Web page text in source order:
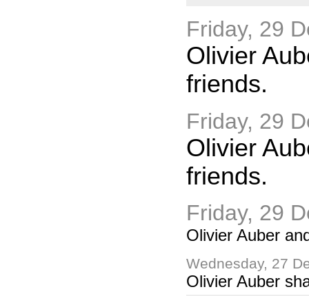
Friday, 29
Olivier
friends.
Friday, 29
Olivier
friends.
Friday, 29
Olivier Auber
Wednesday, 27
Olivier Auber